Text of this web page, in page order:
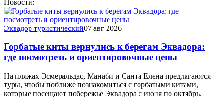
Новости:
Эквадор туристический07 авг 2026
Горбатые киты вернулись к берегам Эквадора:
где посмотреть и ориентировочные цены
На пляжах Эсмеральдас, Манаби и Санта Елена предлагаются
туры, чтобы поближе познакомиться с горбатыми китами,
которые посещают побережье Эквадора с июня по октябрь.